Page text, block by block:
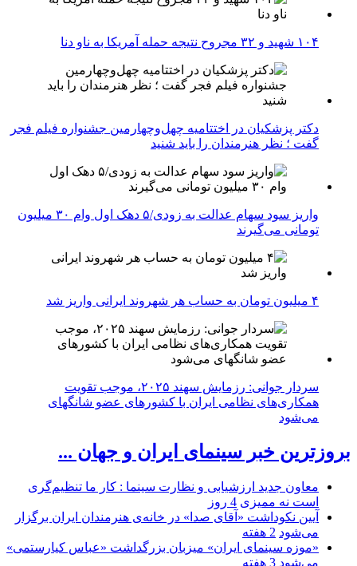
۱۰۴ شهید و ۳۲ مجروح نتیجه حمله آمریکا به ناو دنا
دکتر پزشکیان در اختتامیه چهل‌وچهارمین جشنواره فیلم فجر
گفت ؛ نظر هنرمندان را باید شنید
واریز سود سهام عدالت به زودی/۵ دهک اول وام ۳۰ میلیون
تومانی می‌گیرند
۴ میلیون تومان به حساب هر شهروند ایرانی واریز شد
سردار جوانی: رزمایش سهند ۲۰۲۵، موجب تقویت
همکاری‌های نظامی ایران با کشور‌های عضو شانگهای
می‌شود
بروزترین خبر سینمای ایران و جهان ...
معاون جدید ارزشیابی و نظارت سینما : کار ما تنظیم‌گری
است نه ممیزی 4 روز
آیین نکوداشت «آقای صدا» در خانه‌ی هنرمندان ایران برگزار
می‌شود 2 هفته
«موزه سینمای ایران» میزبان بزرگداشت «عباس کیارستمی»
می‌شود 3 هفته